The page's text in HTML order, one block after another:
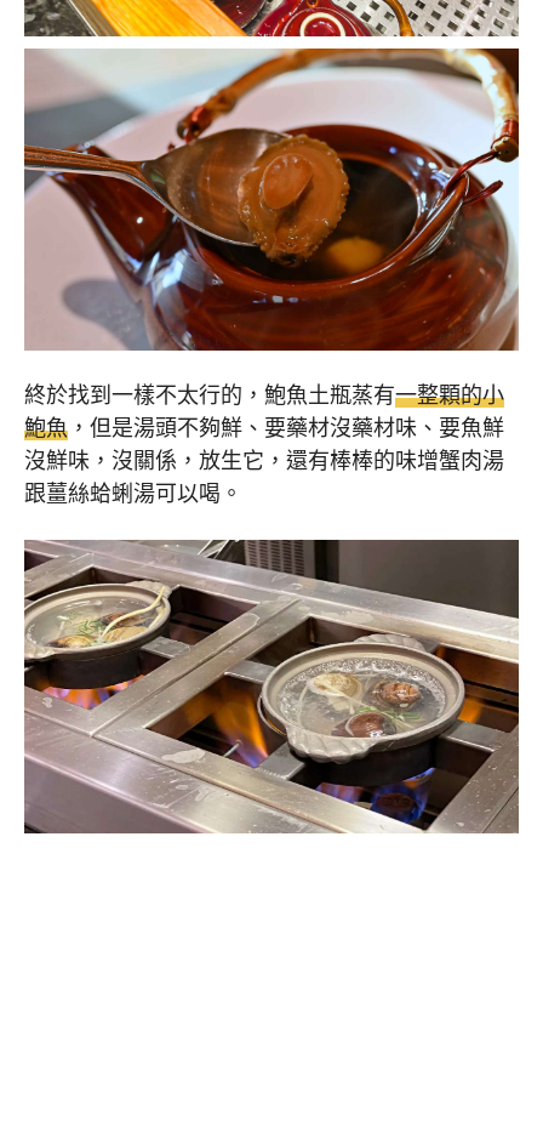
終於找到一樣不太行的，鮑魚土瓶蒸有一整顆的小
鮑魚 ，但是湯頭不夠鮮、要藥材沒藥材味、要魚鮮
沒鮮味，沒關係，放生它，還有棒棒的味增蟹肉湯
跟薑絲蛤蜊湯可以喝。